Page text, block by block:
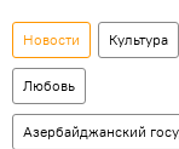
Новости Культура
Любовь
Азербайджанский